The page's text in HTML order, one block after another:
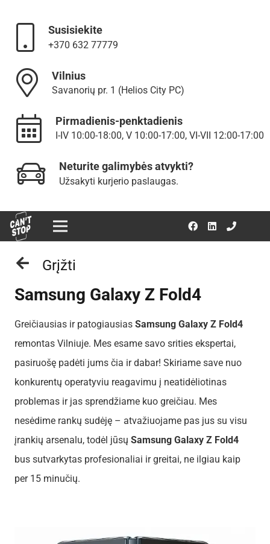
Susisiekite
+370 632 77779
Vilnius
Savanorių pr. 1 (Helios City PC)
Pirmadienis-penktadienis
I-IV 10:00-18:00, V 10:00-17:00, VI-VII 12:00-17:00
Neturite galimybės atvykti?
Užsakyti kurjerio paslaugas.
Grįžti
Samsung Galaxy Z Fold4
Greičiausias ir patogiausias Samsung Galaxy Z Fold4
remontas Vilniuje. Mes esame savo srities ekspertai,
pasiruošę padėti jums čia ir dabar! Skiriame save nuo
konkurentų operatyviu reagavimu į neatidėliotinas
problemas ir jas sprendžiame kuo greičiau. Mes
nesėdime rankų sudėję – atvažiuojame pas jus su visu
įrankių arsenalu, todėl jūsų Samsung Galaxy Z Fold4
bus sutvarkytas profesionaliai ir greitai, ne ilgiau kaip
per 15 minučių.